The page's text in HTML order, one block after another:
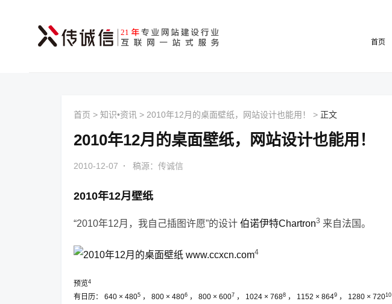
首页
首页 > 知识•资讯 > 2010年12月的桌面壁纸，网站设计也能用！ > 正文
2010年12月的桌面壁纸，网站设计也能用！
2010-12-07 · 稿源：传诚信
2010年12月壁纸
“2010年12月，我自己插图许愿”的设计 伯诺伊特Chartron3 来自法国。
4
预览4
有日历： 640 × 4805 ， 800 × 4806 ， 800 × 6007 ， 1024 × 7688 ， 1152 × 8649 ， 1280 × 72010